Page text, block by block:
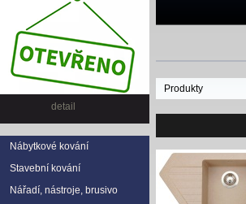
detail
Nábytkové kování
Stavební kování
Nářadí, nástroje, brusivo
Produkty